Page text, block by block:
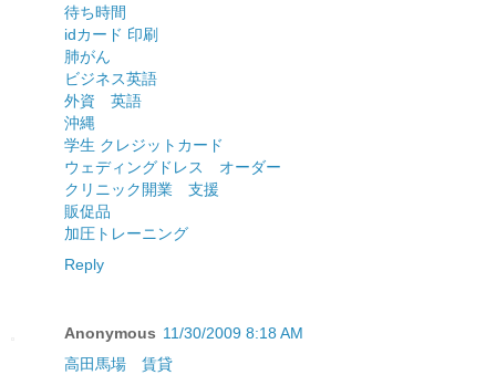
待ち時間
idカード 印刷
肺がん
ビジネス英語
外資 英語
沖縄
学生 クレジットカード
ウェディングドレス オーダー
クリニック開業 支援
販促品
加圧トレーニング
Reply
Anonymous 11/30/2009 8:18 AM
高田馬場 賃貸